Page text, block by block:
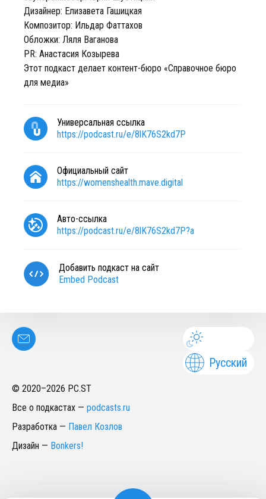
Дизайнер: Елизавета Гашицкая
Композитор: Ильдар Фаттахов
Обложки: Ляля Ваганова
PR: Анастасия Козырева
Этот подкаст делает контент-бюро «Справочное бюро
для медиа»
Универсальная ссылка
https://podcast.ru/e/8lK76S2kd7P
Официальный сайт
https://womenshealth.mave.digital
Авто-ссылка
https://podcast.ru/e/8lK76S2kd7P?a
Добавить подкаст на сайт
Embed Podcast
Русский
© 2020–2026 PC.ST
Все о подкастах — podcasts.ru
Разработка — Павел Козлов
Дизайн — Bonkers!